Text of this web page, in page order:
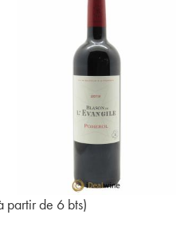
partir de 6 bts)